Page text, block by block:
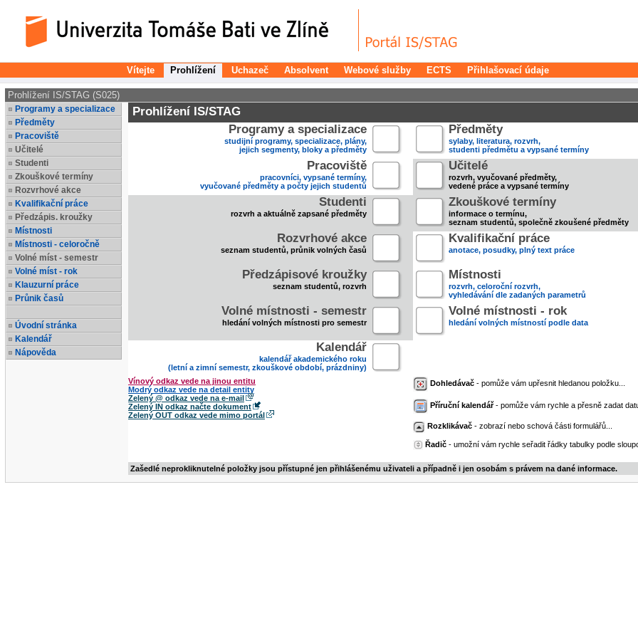
Vítejte Prohlížení Uchazeč Absolvent Webové služby ECTS Přihlašovací údaje
Prohlížení IS/STAG (S025)
Programy a specializace
Předměty
Pracoviště
Učitelé
Studenti
Zkouškové termíny
Rozvrhové akce
Kvalifikační práce
Předzápis. kroužky
Místnosti
Místnosti - celoročně
Volné míst - semestr
Volné míst - rok
Klauzurní práce
Průnik časů
Úvodní stránka
Kalendář
Nápověda
Prohlížení IS/STAG
Programy a specializace
studijní programy, specializace, plány,
jejich segmenty, bloky a předměty
Předměty
sylaby, literatura, rozvrh,
studenti předmětu a vypsané termíny
Pracoviště
pracovníci, vypsané termíny,
vyučované předměty a počty jejich studentů
Učitelé
rozvrh, vyučované předměty,
vedené práce a vypsané termíny
Studenti
rozvrh a aktuálně zapsané předměty
Zkouškové termíny
informace o termínu,
seznam studentů, společně zkoušené předměty
Rozvrhové akce
seznam studentů, průnik volných časů
Kvalifikační práce
anotace, posudky, plný text práce
Předzápisové kroužky
seznam studentů, rozvrh
Místnosti
rozvrh, celoroční rozvrh,
vyhledávání dle zadaných parametrů
Volné místnosti - semestr
hledání volných místnosti pro semestr
Volné místnosti - rok
hledání volných místností podle data
Kalendář
kalendář akademického roku
(letní a zimní semestr, zkouškové období, prázdniny)
Vínový odkaz vede na jinou entitu
Modrý odkaz vede na detail entity
Zelený @ odkaz vede na e-mail
Zelený IN odkaz načte dokument
Zelený OUT odkaz vede mimo portál
Dohledávač - pomůže vám upřesnit hledanou položku...
Příruční kalendář- pomůže vám rychle a přesně zadat
Rozklikávač - zobrazí nebo schová části formulářů...
Řadič - umožní vám rychle seřadit řádky tabulky podle
Zašedlé neprokliknutelné položky jsou přístupné jen přihlášenému uživateli a případně i jen osobám s právem na dané informace.